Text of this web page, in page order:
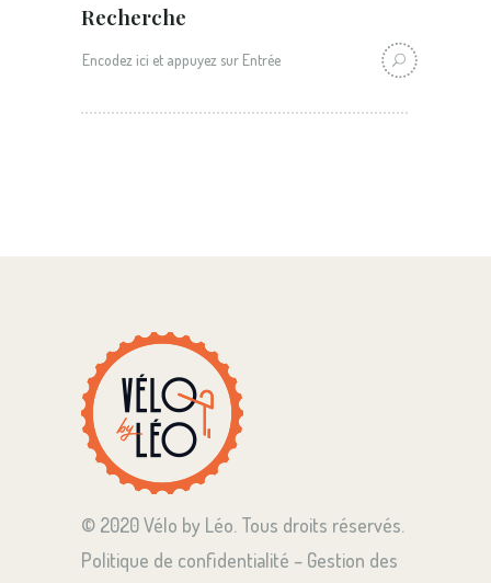
Recherche
© 2020 Vélo by Léo. Tous droits réservés.
Politique de confidentialité – Gestion des